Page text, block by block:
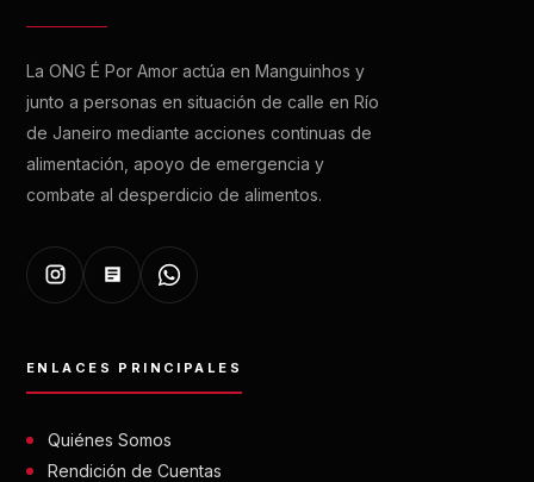
La ONG É Por Amor actúa en Manguinhos y
junto a personas en situación de calle en Río
de Janeiro mediante acciones continuas de
alimentación, apoyo de emergencia y
combate al desperdicio de alimentos.
ENLACES PRINCIPALES
Quiénes Somos
Rendición de Cuentas